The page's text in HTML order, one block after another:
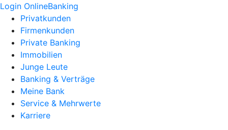
Login OnlineBanking
Privatkunden
Firmenkunden
Private Banking
Immobilien
Junge Leute
Banking & Verträge
Meine Bank
Service & Mehrwerte
Karriere